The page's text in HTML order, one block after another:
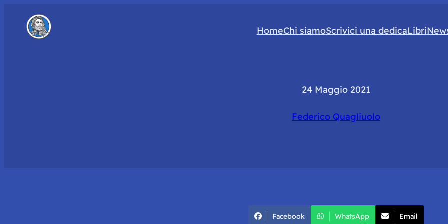
HomeChi siamoScrivici una dedicaLibri
24 Maggio 2021
Federico Quagliuolo
Facebook WhatsApp Email